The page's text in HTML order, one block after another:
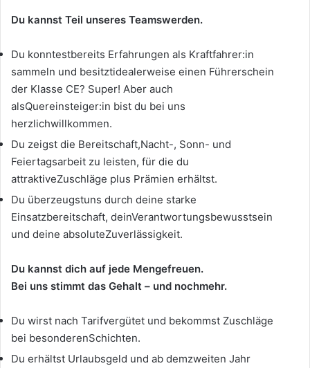
Du kannst Teil unseres Teamswerden.
Du konntestbereits Erfahrungen als Kraftfahrer:in
sammeln und besitztidealerweise einen Führerschein
der Klasse CE? Super! Aber auch
alsQuereinsteiger:in bist du bei uns
herzlichwillkommen.
Du zeigst die Bereitschaft,Nacht-, Sonn- und
Feiertagsarbeit zu leisten, für die du
attraktiveZuschläge plus Prämien erhältst.
Du überzeugstuns durch deine starke
Einsatzbereitschaft, deinVerantwortungsbewusstsein
und deine absoluteZuverlässigkeit.
Du kannst dich auf jede Mengefreuen.
Bei uns stimmt das Gehalt – und nochmehr.
Du wirst nach Tarifvergütet und bekommst Zuschläge
bei besonderenSchichten.
Du erhältst Urlaubsgeld und ab demzweiten Jahr